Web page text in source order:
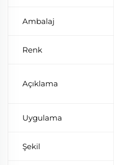
Ambalaj
Renk
Açıklama
Uygulama
Şekil